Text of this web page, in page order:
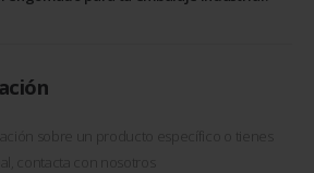
sobre un producto específico o tienes
contacta con nosotros